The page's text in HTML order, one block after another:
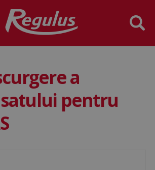
a
pentru